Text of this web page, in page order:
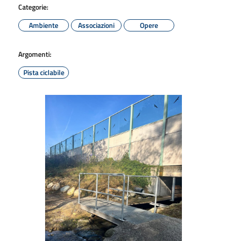
Categorie:
Ambiente
Associazioni Opere
Argomenti:
Pista ciclabile